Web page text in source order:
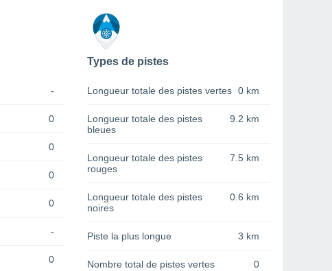
-
0
0
0
0
-
0
Types de pistes
Longueur totale des pistes vertes 0 km
Longueur totale des pistes
bleues
9.2 km
Longueur totale des pistes
rouges
7.5 km
Longueur totale des pistes
noires
0.6 km
Piste la plus longue 3 km
Nombre total de pistes vertes 0